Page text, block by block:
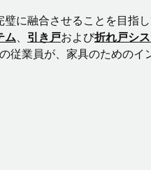
に融合させることを目指
ム、 引き戸および折れ戸シ
従業員が、家具のための